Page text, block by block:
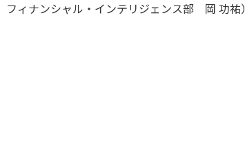
フィナンシャル・インテリジェンス部 岡 功祐）